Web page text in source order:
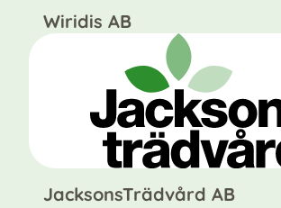
Wiridis AB
JacksonsTrädvård AB